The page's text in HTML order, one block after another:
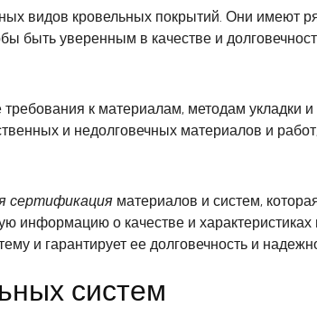
видов кровельных покрытий. Они имеют
быть уверенным в качестве и
к материалам, методам укладки
и недолговечных материалов и
сертификация материалов и систем,
информацию о качестве и характеристиках
и гарантирует ее долговечность и
систем